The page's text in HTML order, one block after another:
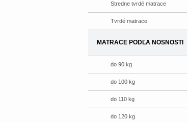
Stredne tvrdé matrace
Tvrdé matrace
MATRACE PODĽA NOSNOSTI
do 90 kg
do 100 kg
do 110 kg
do 120 kg